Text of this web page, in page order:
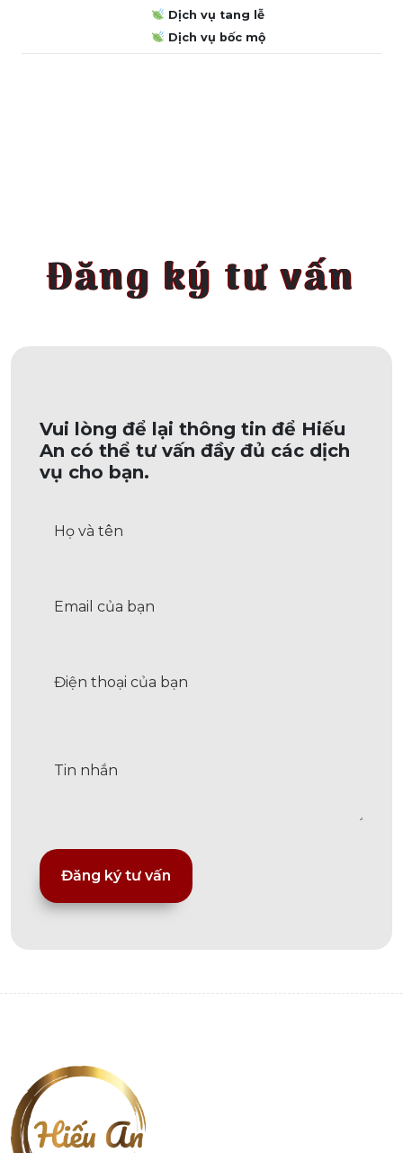
Dịch vụ tang lễ
Dịch vụ bốc mộ
Đăng ký tư vấn
Vui lòng để lại thông tin để Hiếu
An có thể tư vấn đầy đủ các dịch
vụ cho bạn.